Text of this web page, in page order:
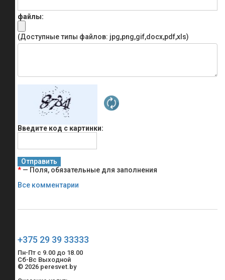
файлы:
(Доступные типы файлов: jpg,png,gif,docx,pdf,xls)
Введите код с картинки:
* — Поля, обязательные для заполнения
Все комментарии
+375 29 39 33333
Пн-Пт с 9.00 до 18.00
Сб-Вс Выходной
© 2026 peresvet.by